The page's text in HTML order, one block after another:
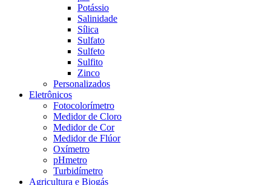
Potássio
Salinidade
Sílica
Sulfato
Sulfeto
Sulfito
Zinco
Personalizados
Eletrônicos
Fotocolorímetro
Medidor de Cloro
Medidor de Cor
Medidor de Flúor
Oxímetro
pHmetro
Turbidímetro
Agricultura e Biogás